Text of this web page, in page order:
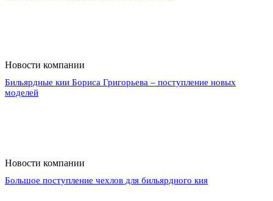
Новости компании
Бильярдные кии Бориса Григорьева – поступление новых
моделей
Новости компании
Большое поступление чехлов для бильярдного кия